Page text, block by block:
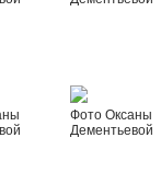
Фото Оксаны
Дементьевой